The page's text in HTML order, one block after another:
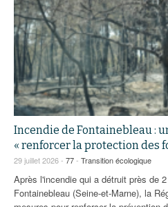
Incendie de Fontainebleau :
« renforcer la protection des
29 juillet 2026 - 77- Transition écologique
Après l'incendie qui a détruit près de
Fontainebleau (Seine-et-Marne), la